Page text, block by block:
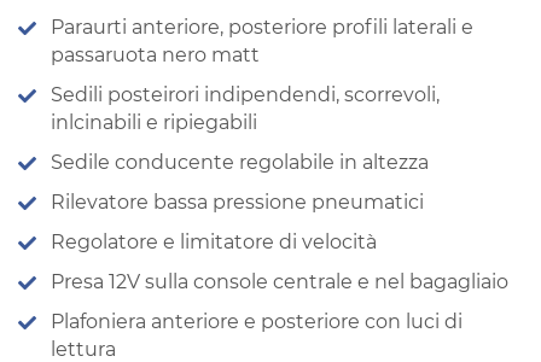
Paraurti anteriore, posteriore profili laterali e
passaruota nero matt
Sedili posteirori indipendendi, scorrevoli,
inlcinabili e ripiegabili
Sedile conducente regolabile in altezza
Rilevatore bassa pressione pneumatici
Regolatore e limitatore di velocità
Presa 12V sulla console centrale e nel bagagliaio
Plafoniera anteriore e posteriore con luci di
lettura